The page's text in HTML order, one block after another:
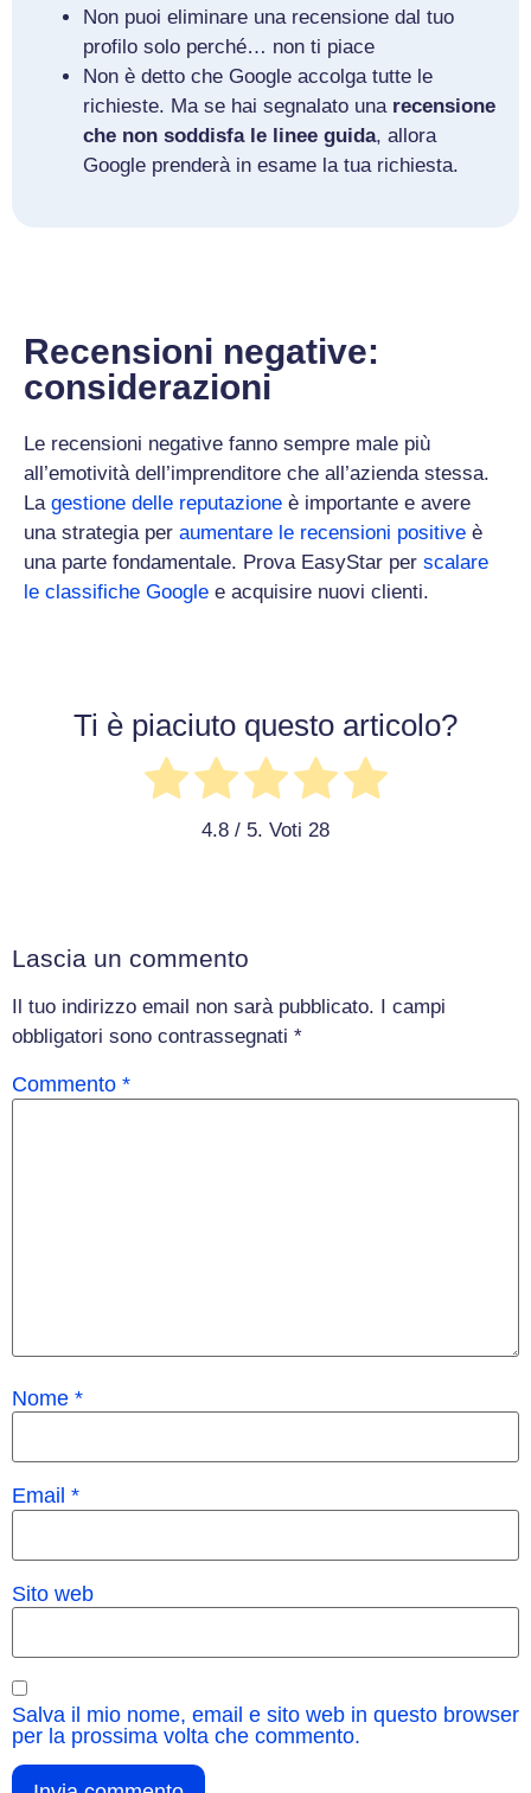
Non puoi eliminare una recensione dal tuo
profilo solo perché… non ti piace
Non è detto che Google accolga tutte le
richieste. Ma se hai segnalato una recensione
che non soddisfa le linee guida, allora
Google prenderà in esame la tua richiesta.
Recensioni negative:
considerazioni
Le recensioni negative fanno sempre male più
all’emotività dell’imprenditore che all’azienda stessa.
La gestione delle reputazione è importante e avere
una strategia per aumentare le recensioni positive è
una parte fondamentale. Prova EasyStar per scalare
le classifiche Google e acquisire nuovi clienti.
Ti è piaciuto questo articolo?
4.8 / 5. Voti 28
Lascia un commento
Il tuo indirizzo email non sarà pubblicato.
I campi
obbligatori sono contrassegnati *
Commento *
Nome *
Email *
Sito web
Salva il mio nome, email e sito web in questo browser
per la prossima volta che commento.